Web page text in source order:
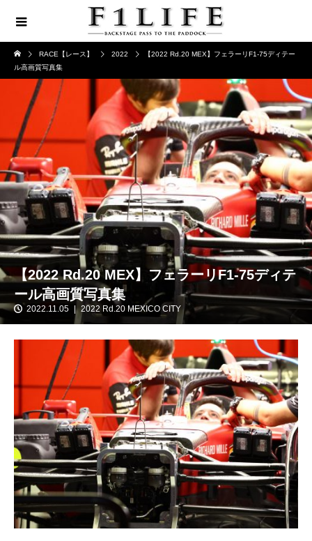
RACE【レース】 2022
【2022 Rd.20 MEX】フェラーリF1-75ディテー
ル高画質写真集
【2022 Rd.20 MEX】フェラーリF1-75ディテ
ール高画質写真集
2022.11.05 2022 Rd.20 MEXICO CITY